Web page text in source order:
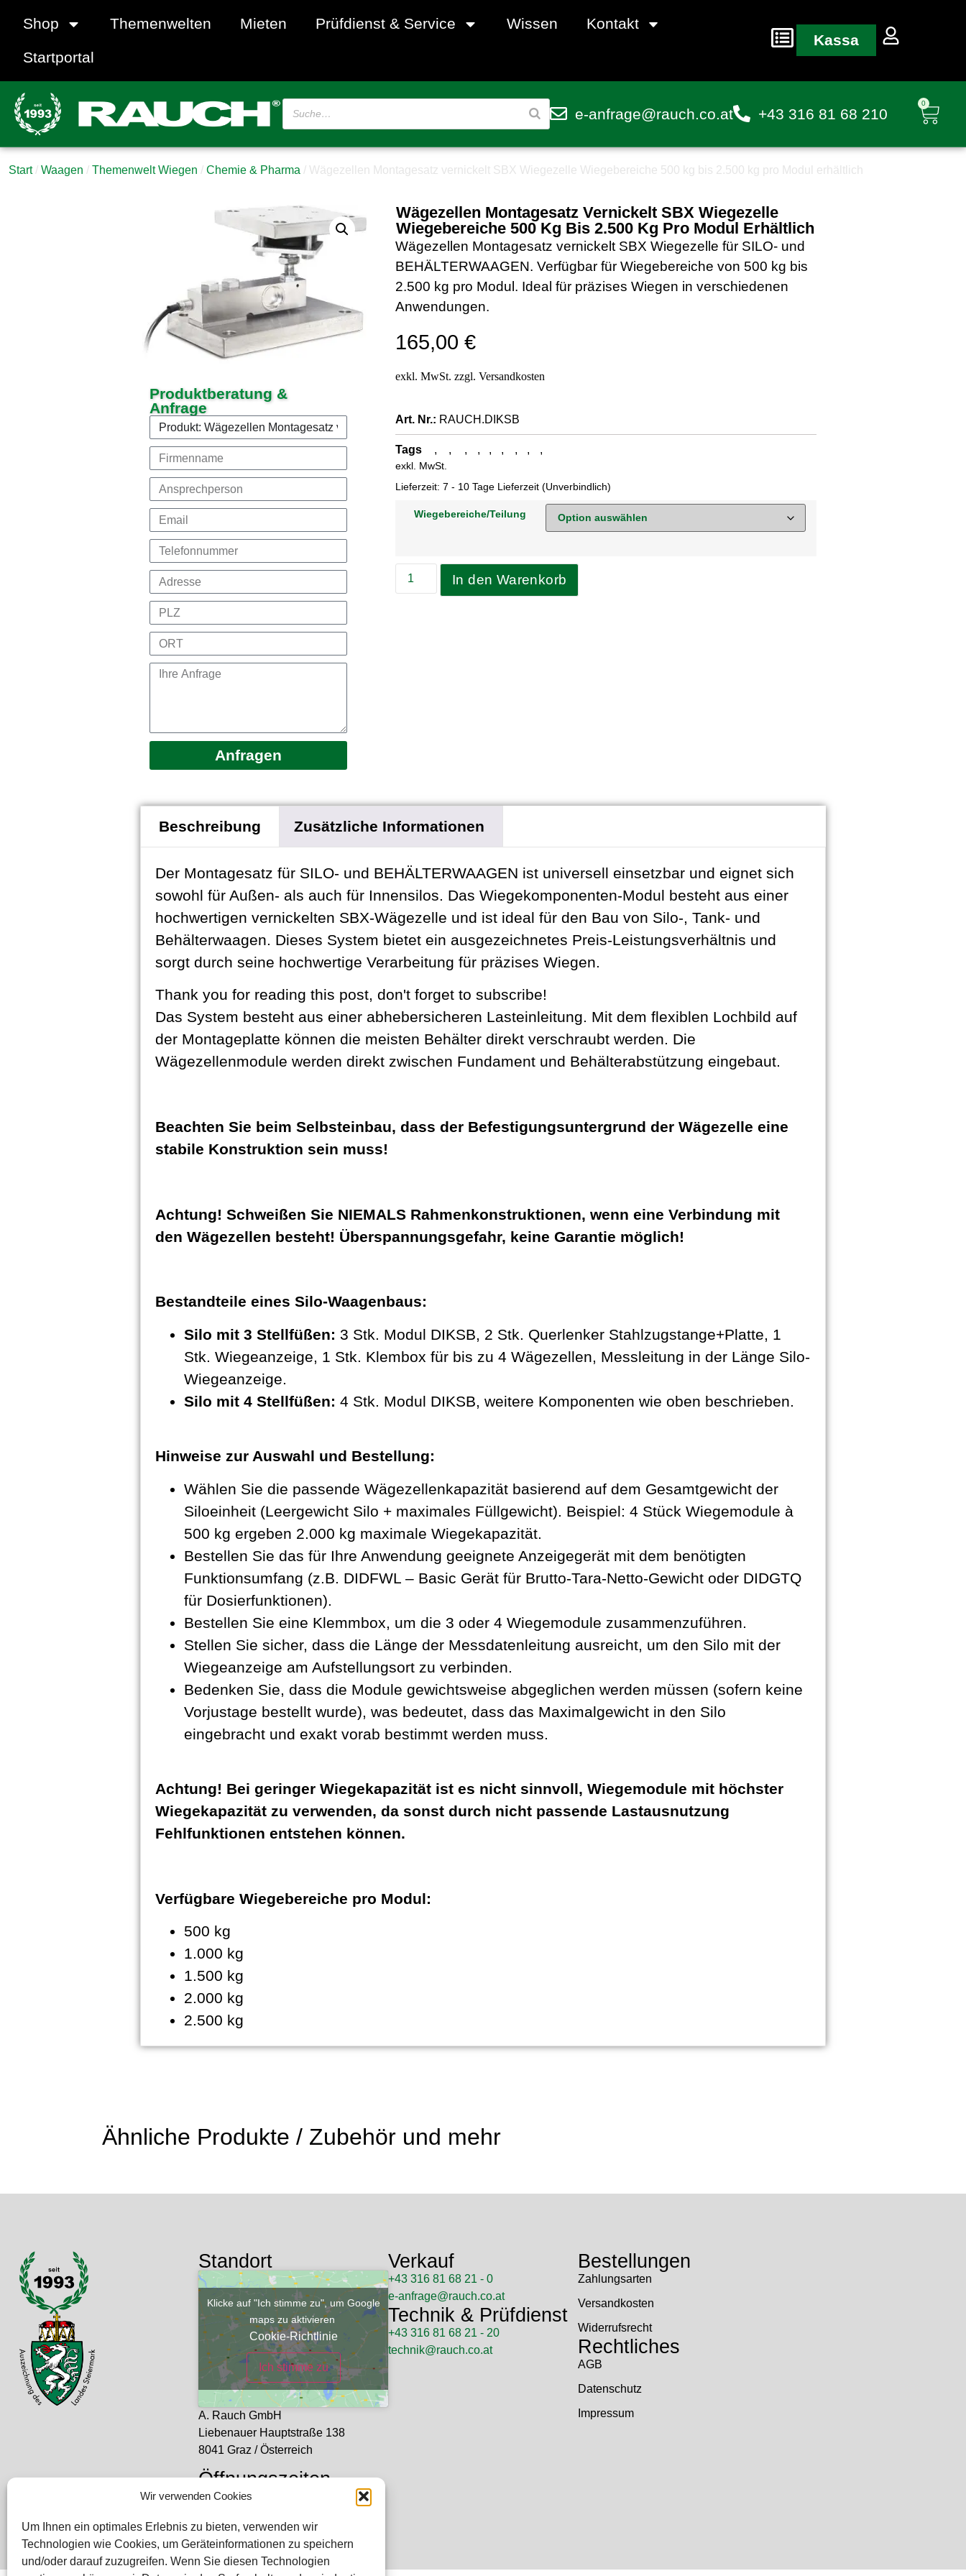
Wir verwenden Cookies
Um Ihnen ein optimales Erlebnis zu bieten, verwenden wir
Technologien wie Cookies, um Geräteinformationen zu speichern
und/oder darauf zuzugreifen. Wenn Sie diesen Technologien
Shop Themenwelten Mieten Prüfdienst & Service Wissen Kontakt
Startportal
Kassa
e-anfrage@rauch.co.at +43 316 81 68 210
0
Start/ Waagen / Themenwelt Wiegen / Chemie & Pharma / Wägezellen Montagesatz vernickelt SBX Wiegezelle Wiegebereiche 500 kg bis 2.500 kg pro Modul erhältlich
Produktberatung &
Anfrage
Anfragen
Wägezellen Montagesatz Vernickelt SBX Wiegezelle
Wiegebereiche 500 Kg Bis 2.500 Kg Pro Modul Erhältlich
Wägezellen Montagesatz vernickelt SBX Wiegezelle für SILO- und
BEHÄLTERWAAGEN. Verfügbar für Wiegebereiche von 500 kg bis
2.500 kg pro Modul. Ideal für präzises Wiegen in verschiedenen
Anwendungen.
165,00 €
Art. Nr.: RAUCH.DIKSB
Tags , , , , , , , , ,
exkl. MwSt.
Lieferzeit: 7 - 10 Tage Lieferzeit (Unverbindlich)
Wiegebereiche/Teilung
In den Warenkorb
Beschreibung Zusätzliche Informationen
Der Montagesatz für SILO- und BEHÄLTERWAAGEN ist universell einsetzbar und eignet sich
sowohl für Außen- als auch für Innensilos. Das Wiegekomponenten-Modul besteht aus einer
hochwertigen vernickelten SBX-Wägezelle und ist ideal für den Bau von Silo-, Tank- und
Behälterwaagen. Dieses System bietet ein ausgezeichnetes Preis-Leistungsverhältnis und
sorgt durch seine hochwertige Verarbeitung für präzises Wiegen.
Thank you for reading this post, don't forget to subscribe!
Das System besteht aus einer abhebersicheren Lasteinleitung. Mit dem flexiblen Lochbild auf
der Montageplatte können die meisten Behälter direkt verschraubt werden. Die
Wägezellenmodule werden direkt zwischen Fundament und Behälterabstützung eingebaut.
Beachten Sie beim Selbsteinbau, dass der Befestigungsuntergrund der Wägezelle eine
stabile Konstruktion sein muss!
Achtung! Schweißen Sie NIEMALS Rahmenkonstruktionen, wenn eine Verbindung mit
den Wägezellen besteht! Überspannungsgefahr, keine Garantie möglich!
Bestandteile eines Silo-Waagenbaus:
Silo mit 3 Stellfüßen: 3 Stk. Modul DIKSB, 2 Stk. Querlenker Stahlzugstange+Platte, 1
Stk. Wiegeanzeige, 1 Stk. Klembox für bis zu 4 Wägezellen, Messleitung in der Länge Silo-
Wiegeanzeige.
Silo mit 4 Stellfüßen: 4 Stk. Modul DIKSB, weitere Komponenten wie oben beschrieben.
Hinweise zur Auswahl und Bestellung:
Wählen Sie die passende Wägezellenkapazität basierend auf dem Gesamtgewicht der
Siloeinheit (Leergewicht Silo + maximales Füllgewicht). Beispiel: 4 Stück Wiegemodule à
500 kg ergeben 2.000 kg maximale Wiegekapazität.
Bestellen Sie das für Ihre Anwendung geeignete Anzeigegerät mit dem benötigten
Funktionsumfang (z.B. DIDFWL – Basic Gerät für Brutto-Tara-Netto-Gewicht oder DIDGTQ
für Dosierfunktionen).
Bestellen Sie eine Klemmbox, um die 3 oder 4 Wiegemodule zusammenzuführen.
Stellen Sie sicher, dass die Länge der Messdatenleitung ausreicht, um den Silo mit der
Wiegeanzeige am Aufstellungsort zu verbinden.
Bedenken Sie, dass die Module gewichtsweise abgeglichen werden müssen (sofern keine
Vorjustage bestellt wurde), was bedeutet, dass das Maximalgewicht in den Silo
eingebracht und exakt vorab bestimmt werden muss.
Achtung! Bei geringer Wiegekapazität ist es nicht sinnvoll, Wiegemodule mit höchster
Wiegekapazität zu verwenden, da sonst durch nicht passende Lastausnutzung
Fehlfunktionen entstehen können.
Verfügbare Wiegebereiche pro Modul:
500 kg
1.000 kg
1.500 kg
2.000 kg
2.500 kg
Ähnliche Produkte / Zubehör und mehr
Standort
Klicke auf "Ich stimme zu", um Google
maps zu aktivieren
Cookie-Richtlinie
Ich stimme zu
A. Rauch GmbH
Liebenauer Hauptstraße 138
8041 Graz / Österreich
Öffnungszeiten
Mo – Do: 08:00 – 16:30 Uhr
Verkauf
+43 316 81 68 21 - 0
e-anfrage@rauch.co.at
Technik & Prüfdienst
+43 316 81 68 21 - 20
technik@rauch.co.at
Bestellungen
Zahlungsarten
Versandkosten
Widerrufsrecht
Rechtliches
AGB
Datenschutz
Impressum